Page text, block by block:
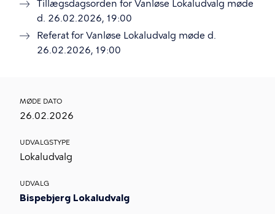
Tillægsdagsorden for Vanløse Lokaludvalg møde
d. 26.02.2026, 19:00
Referat for Vanløse Lokaludvalg møde d.
26.02.2026, 19:00
MØDE DATO
26.02.2026
UDVALGSTYPE
Lokaludvalg
UDVALG
Bispebjerg Lokaludvalg